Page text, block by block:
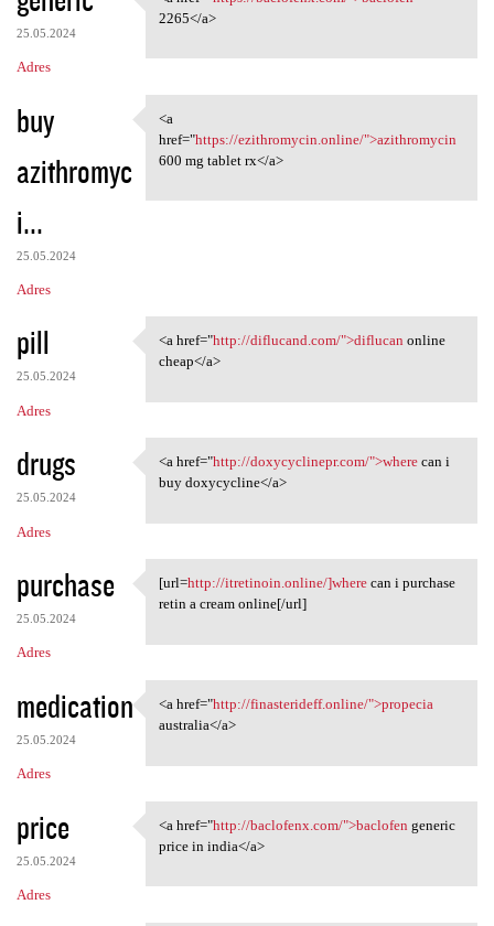
25.05.2024
Adres
<a href="https://baclofenx
2265</a>
buy
azithromyc
i...
25.05.2024
Adres
<a href="https://ezithromycin
<a
href="https://ezithromycin.online/">azithromycin
600 mg tablet rx</a>
pill
25.05.2024
Adres
<a href="http://diflucand.com
<a href="http://diflucand.com/">diflucan online
cheap</a>
drugs
25.05.2024
Adres
<a href="http://doxycyclinepr
<a href="http://doxycyclinepr.com/">wherecan i
buy doxycycline</a>
purchase
25.05.2024
Adres
[url=http://itretinoin.online
[url=http://itretinoin.online/]wherecan i purchase
retin a cream online[/url]
medication
25.05.2024
Adres
<a href="http://finasterideff
<a href="http://finasterideff.online/">propecia
australia</a>
price
25.05.2024
Adres
<a href="http://baclofenx.com
<a href="http://baclofenx.com/">baclofen generic
price in india</a>